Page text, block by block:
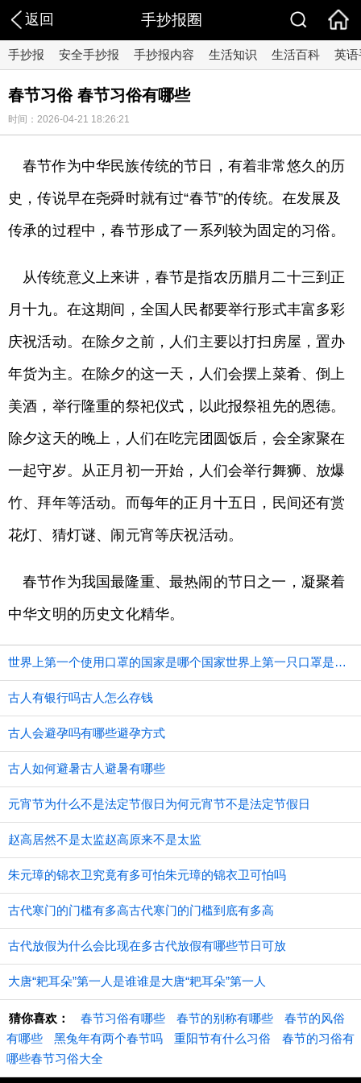
返回 手抄报圈
手抄报 安全手抄报 手抄报内容 生活知识 生活百科 英
春节习俗 春节习俗有哪些
时间：2026-04-21 18:26:21
春节作为中华民族传统的节日，有着非常悠久的历
史，传说早在尧舜时就有过“春节”的传统。在发展及
传承的过程中，春节形成了一系列较为固定的习俗。
从传统意义上来讲，春节是指农历腊月二十三到正
月十九。在这期间，全国人民都要举行形式丰富多彩
庆祝活动。在除夕之前，人们主要以打扫房屋，置办
年货为主。在除夕的这一天，人们会摆上菜肴、倒上
美酒，举行隆重的祭祀仪式，以此报祭祖先的恩德。
除夕这天的晚上，人们在吃完团圆饭后，会全家聚在
一起守岁。从正月初一开始，人们会举行舞狮、放爆
竹、拜年等活动。而每年的正月十五日，民间还有赏
花灯、猜灯谜、闹元宵等庆祝活动。
春节作为我国最隆重、最热闹的节日之一，凝聚着
中华文明的历史文化精华。
世界上第一个使用口罩的国家是哪个国家世界上第一只口罩是谁发明的
古人有银行吗古人怎么存钱
古人会避孕吗有哪些避孕方式
古人如何避暑古人避暑有哪些
元宵节为什么不是法定节假日为何元宵节不是法定节假日
赵高居然不是太监赵高原来不是太监
朱元璋的锦衣卫究竟有多可怕朱元璋的锦衣卫可怕吗
古代寒门的门槛有多高古代寒门的门槛到底有多高
古代放假为什么会比现在多古代放假有哪些节日可放
大唐“耙耳朵”第一人是谁谁是大唐“耙耳朵”第一人
猜你喜欢： 春节习俗有哪些 春节的别称有哪些
春节的风俗
有哪些
黑兔年有两个春节吗 重阳节有什么习俗
春节的习俗有
哪些春节习俗大全